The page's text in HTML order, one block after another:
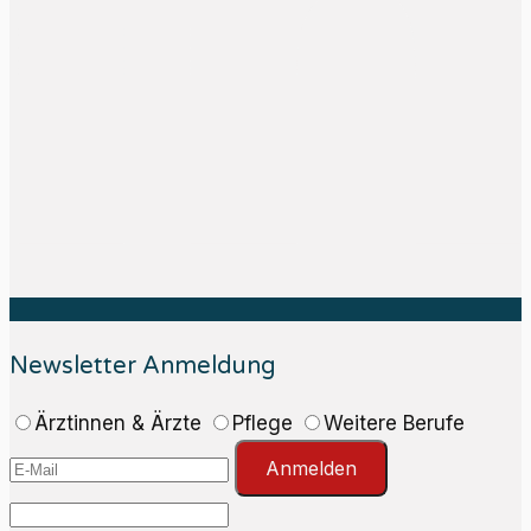
Newsletter Anmeldung
Ärztinnen & Ärzte Pflege
Weitere Berufe
Anmelden